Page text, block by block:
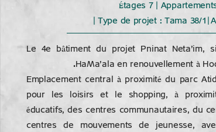
Étages 7 |
| Type de projet : Tama 38/1
Le 4e bâtiment du projet Pninat Neta’im,
HaMa’ala en renouvellement à
Emplacement central à proximité du parc
pour les loisirs et le shopping, à
éducatifs, des centres communautaires, du
centres de mouvements de jeunesse,